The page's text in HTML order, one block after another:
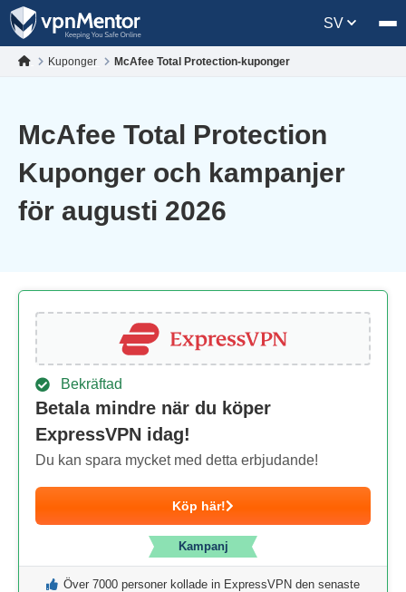
SV
Kuponger McAfee Total Protection-kuponger
McAfee Total Protection
Kuponger och kampanjer
för augusti 2026
Bekräftad
Betala mindre när du köper
ExpressVPN idag!
Du kan spara mycket med detta erbjudande!
Köp här!
Kampanj
Över 7000 personer kollade in ExpressVPN den senaste